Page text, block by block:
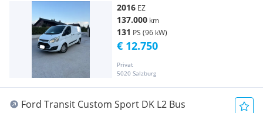
2016 EZ
137.000 km
131 PS (96 kW)
Privat
5020 Salzburg
€ 12.750
Ford Transit Custom Sport DK L2 Bus